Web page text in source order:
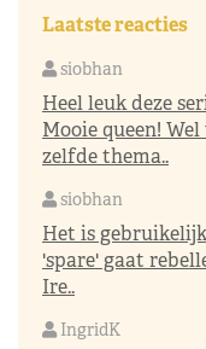
Laatste reacties
siobhan
Heel leuk deze
Mooie queen!
zelfde thema..
siobhan
Het is
'spare' gaat
Ire..
IngridK